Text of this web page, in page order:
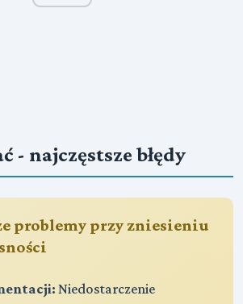
- najczęstsze błędy
problemy przy zniesieniu
Niedostarczenie